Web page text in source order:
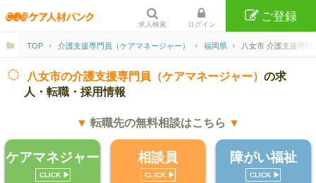
求人検索 ログイン
ご登録
TOP 介護支援専門員（ケアマネージャー） 福岡県 八女市 介護支援専
八女市の介護支援専門員（ケアマネージャー）の求
人・転職・採用情報
▼ 転職先の無料相談はこちら ▼
ケアマネジャー
CLICK ▶︎
相談員
CLICK ▶︎
障がい福祉
CLICK ▶︎